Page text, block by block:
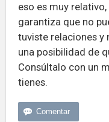
eso es muy
garantiza que no
tuviste relaciones y
una posibilidad de
Consúltalo con un
tienes.